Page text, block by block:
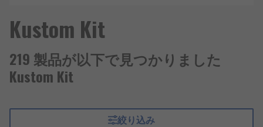
Kustom Kit
219 製品が以下で見つかりました
Kustom Kit
絞り込み